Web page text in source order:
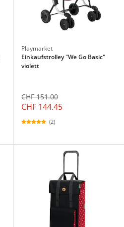
Playmarket
Einkaufstrolley "We Go Basic"
violett
CHF 151.00
CHF 144.45
(2)